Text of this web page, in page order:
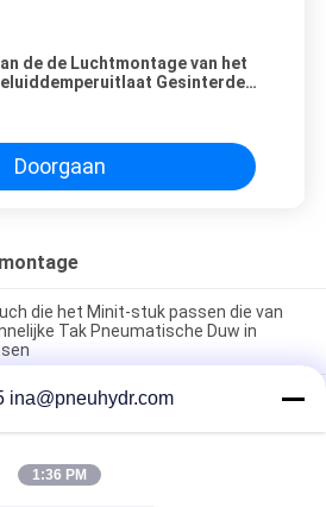
de de Luchtmontage van het
Gesinterde
Doorgaan
die het Minit-stuk passen die van
Tak Pneumatische Duw in
van de C
de het Gaspedaalklep Pneumatische
van de Rcdraad KF het
ina@pneuhydr.com
1:36 PM